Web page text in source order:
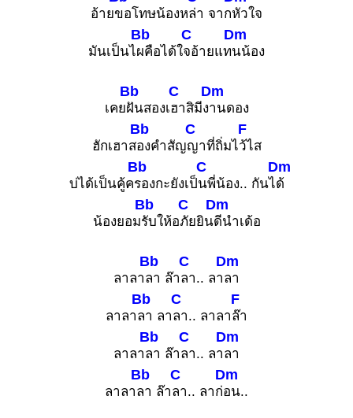
อ้ายขอโทษน้องหล่า จากหัวใจ
มันเป็นไ
Bb
ผคือได้ใ
C
จอ้ายแท
Dm
นน้อง
เคย
Bb
ฝันสองเ
C
ฮาสิมีง
Dm
านดอง
ฮักเฮาส
Bb
องคำสัญ
C
ญาที่ถิ่มไ
F
ว้ไส
บ่ได้เป็นคู้ค
Bb
รองกะยังเป็
C
นพี่น้อง.. กันไ
Dm
ด้
น้องยอม
Bb
รับให้อ
C
ภัยยิน
Dm
ดีนำเด้อ
ลาลา
Bb
ลา ล๊า
C
ลา.. ลา
Dm
ลา
ลาลา
Bb
ลา ลา
C
ลา.. ลาลา
F
ล๊า
ลาลา
Bb
ลา ล๊า
C
ลา.. ลา
Dm
ลา
ลาลา
Bb
ลา ล๊า
C
ลา.. ลาก่
Dm
อน..